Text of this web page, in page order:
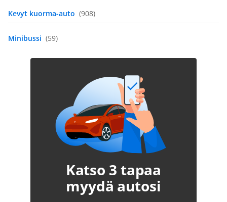
(908)
(59)
Katso 3 tapaa
myydä autosi